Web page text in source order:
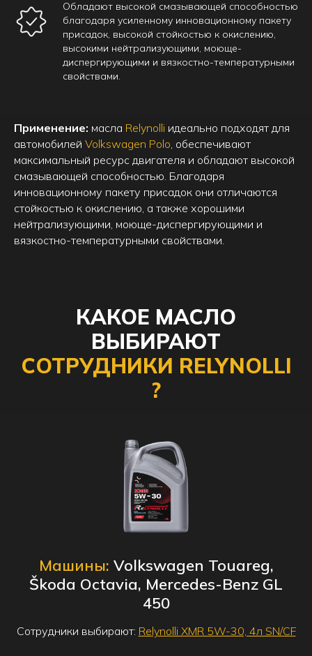
Обладают высокой смазывающей способностью
благодаря усиленному инновационному пакету
присадок, высокой стойкостью к окислению,
высокими нейтрализующими, моюще-
диспергирующими и вязкостно-температурными
свойствами.
Применение: масла Relynolli идеально подходят для
автомобилей Volkswagen Polo, обеспечивают
максимальный ресурс двигателя и обладают высокой
смазывающей способностью. Благодаря
инновационному пакету присадок они отличаются
стойкостью к окислению, а также хорошими
нейтрализующими, моюще-диспергирующими и
вязкостно-температурными свойствами.
КАКОЕ МАСЛО
ВЫБИРАЮТ
СОТРУДНИКИ RELYNOLLI
?
Машины: Volkswagen Touareg,
Škoda Octavia, Mercedes-Benz GL
450
Сотрудники выбирают: Relynolli XMR 5W-30, 4л SN/CF